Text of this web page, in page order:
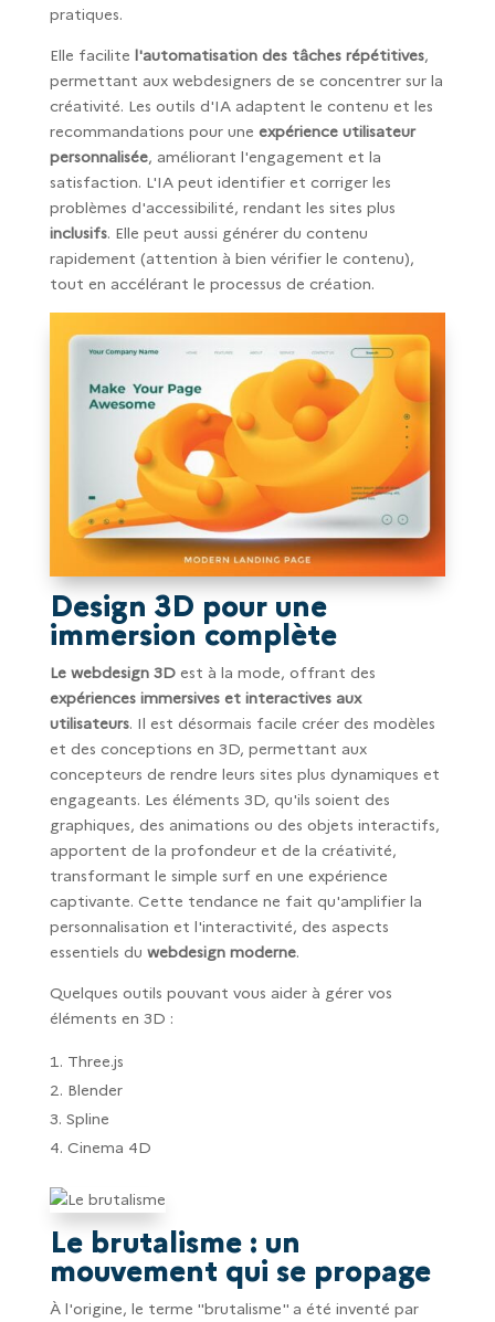
pratiques.
Elle facilite l'automatisation des tâches répétitives,
permettant aux webdesigners de se concentrer sur la
créativité. Les outils d'IA adaptent le contenu et les
recommandations pour une expérience utilisateur
personnalisée, améliorant l'engagement et la
satisfaction. L'IA peut identifier et corriger les
problèmes d'accessibilité, rendant les sites plus
inclusifs. Elle peut aussi générer du contenu
rapidement (attention à bien vérifier le contenu),
tout en accélérant le processus de création.
Design 3D pour une
immersion complète
Le webdesign 3Dest à la mode, offrant des
expériences immersives et interactives aux
utilisateurs. Il est désormais facile créer des modèles
et des conceptions en 3D, permettant aux
concepteurs de rendre leurs sites plus dynamiques et
engageants. Les éléments 3D, qu'ils soient des
graphiques, des animations ou des objets interactifs,
apportent de la profondeur et de la créativité,
transformant le simple surf en une expérience
captivante. Cette tendance ne fait qu'amplifier la
personnalisation et l'interactivité, des aspects
essentiels du webdesign moderne.
Quelques outils pouvant vous aider à gérer vos
éléments en 3D :
Three.js
Blender
Spline
Cinema 4D
Le brutalisme : un
mouvement qui se propage
À l'origine, le terme "brutalisme" a été inventé par